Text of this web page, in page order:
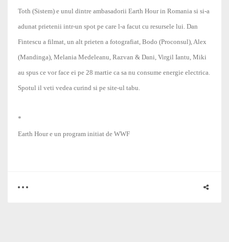
Toth (Sistem) e unul dintre ambasadorii Earth Hour in Romania si si-a
adunat prietenii intr-un spot pe care l-a facut cu resursele lui. Dan
Fintescu a filmat, un alt prieten a fotografiat, Bodo (Proconsul), Alex
(Mandinga), Melania Medeleanu, Razvan & Dani, Virgil Iantu, Miki
au spus ce vor face ei pe 28 martie ca sa nu consume energie electrica.
Spotul il veti vedea curind si pe site-ul tabu.
*
Earth Hour e un program initiat de WWF